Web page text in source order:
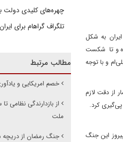
به شکل
و تا شکست
و با توجه
از دقت لازم
کرد.
این جنگ
چهره‌های کلیدی دولت
تلگراف گراهام برای ایران
مطالب مرتبط
خصم امریکایی و
از بازدارندگی نظامی
ملت
جنگ رمضان از دریچه